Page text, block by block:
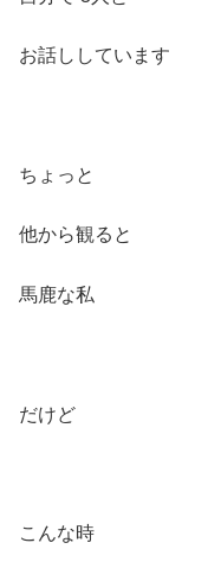
お話ししています
ちょっと
他から観ると
馬鹿な私
だけど
こんな時